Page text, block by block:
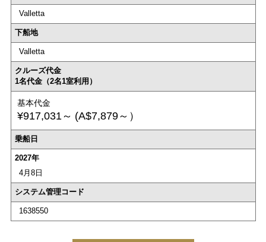
Valletta
下船地
Valletta
クルーズ代金
1名代金（2名1室利用）
基本代金
¥917,031～ (A$7,879～）
乗船日
2027年
4月8日
システム管理コード
1638550